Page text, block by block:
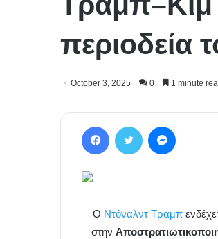
περιοδεία
October 3, 2025 0 1 minute
Ο Ντόναλντ Τραμπ
στην